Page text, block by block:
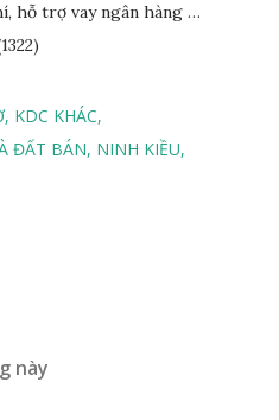
hỗ trợ vay ngân hàng …
KDC KHÁC
ĐẤT BÁN NINH KIỀU
này